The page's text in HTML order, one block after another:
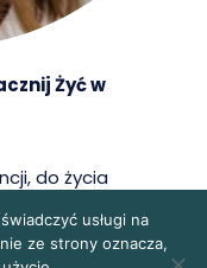
Żyć w
do życia
usługi na
ze strony oznacza,